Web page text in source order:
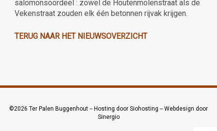
salomonsoordeel : zowel de Houtenmolenstraat als de
Vekenstraat zouden elk één betonnen rijvak krijgen.
TERUG NAAR HET NIEUWSOVERZICHT
©2026 Ter Palen Buggenhout -- Hosting door Siohosting -- Webdesign door
Sinergio